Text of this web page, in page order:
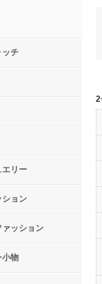
2
ッチ
エリー
ション
ァッション
小物